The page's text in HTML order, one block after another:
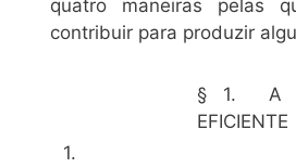
quatro maneiras pelas
contribuir para produzir
§ 1. A
EFICIENTE
1.